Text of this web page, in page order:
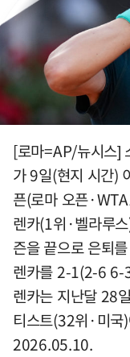
[로마=AP/뉴시스]
가 9일(현지 시간)
픈(로마 오픈
렌카(1위·벨라루
즌을 끝으로 은퇴
렌카를 2-1(2-6 6-
렌카는 지난달 28
티스트(32위·미국
2026.05.10.